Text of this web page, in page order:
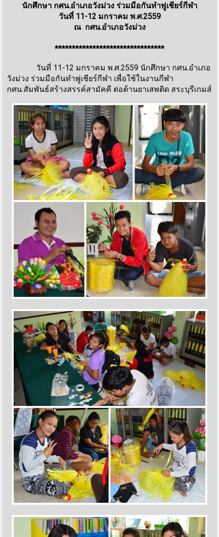
นักศึกษา กศน.อำเภอวังม่วง ร่วมมือกันทำพู่เชียร์กีฬา
วันที่ 11-12 มกราคม พ.ศ.2559
ณ กศน.อำเภอวังม่วง
********************************
วันที่ 11-12 มกราคม พ.ศ.2559 นักศึกษา กศน.อำเภอ
วังม่วง ร่วมมือกันทำพู่เชียร์กีฬา เพื่อใช้ในงานกีฬา
กศน.สัมพันธ์สร้างสรรค์สามัคคี ต่อต้านยาเสพติด สระบุรีเกมส์